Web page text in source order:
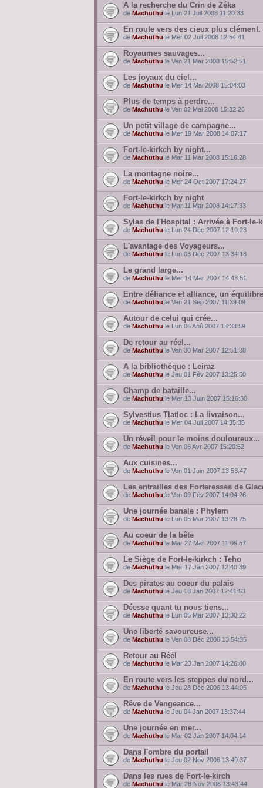
A la recherche du Crin de Zéka
de Machuthu le Lun 21 Juil 2008 11:20:33
En route vers des cieux plus clément.
de Machuthu le Mer 02 Juil 2008 12:54:41
Royaumes sauvages...
de Machuthu le Ven 21 Mar 2008 15:52:51
Les joyaux du ciel...
de Machuthu le Mer 14 Mai 2008 15:04:03
Plus de temps à perdre...
de Machuthu le Ven 02 Mai 2008 15:32:26
Un petit village de campagne...
de Machuthu le Mer 19 Mar 2008 14:07:17
Fort-le-kirkch by night...
de Machuthu le Mar 11 Mar 2008 15:16:28
La montagne noire...
de Machuthu le Mer 24 Oct 2007 17:24:27
Fort-le-kirkch by night
de Machuthu le Mar 11 Mar 2008 14:17:33
Sylas de l'Hospital : Arrivée à Fort-le-
de Machuthu le Lun 24 Déc 2007 12:19:23
L'avantage des Voyageurs...
de Machuthu le Lun 03 Déc 2007 13:34:18
Le grand large...
de Machuthu le Mer 14 Mar 2007 14:43:51
Entre défiance et alliance, un
de Machuthu le Ven 21 Sep 2007 11:39:09
Autour de celui qui crée...
de Machuthu le Lun 06 Aoû 2007 13:33:59
De retour au réel...
de Machuthu le Ven 30 Mar 2007 12:51:38
A la bibliothèque : Leiraz
de Machuthu le Jeu 01 Fév 2007 13:25:50
Champ de bataille...
de Machuthu le Mer 13 Juin 2007 15:16:30
Sylvestius Tlatloc : La livraison...
de Machuthu le Mer 04 Juil 2007 14:35:35
Un réveil pour le moins douloureux...
de Machuthu le Ven 06 Avr 2007 15:20:52
Aux cuisines...
de Machuthu le Ven 01 Juin 2007 13:53:47
Les entrailles des Forteresses de
de Machuthu le Ven 09 Fév 2007 14:04:26
Une journée banale : Phylem
de Machuthu le Lun 05 Mar 2007 13:28:25
Au coeur de la bête
de Machuthu le Mar 27 Mar 2007 11:09:57
Le Siège de Fort-le-kirkch : Teho
de Machuthu le Mer 17 Jan 2007 12:40:39
Des pirates au coeur du palais
de Machuthu le Jeu 18 Jan 2007 12:41:53
Déesse quant tu nous tiens...
de Machuthu le Lun 05 Mar 2007 13:30:22
Une liberté savoureuse...
de Machuthu le Ven 08 Déc 2006 13:54:35
Retour au Réél
de Machuthu le Mar 23 Jan 2007 14:26:00
En route vers les steppes du nord...
de Machuthu le Jeu 28 Déc 2006 13:44:05
Rêve de Vengeance...
de Machuthu le Jeu 04 Jan 2007 13:37:44
Une journée en mer...
de Machuthu le Mar 02 Jan 2007 14:04:14
Dans l'ombre du portail
de Machuthu le Jeu 02 Nov 2006 13:49:37
Dans les rues de Fort-le-kirch
de Machuthu le Mar 28 Nov 2006 13:43:44